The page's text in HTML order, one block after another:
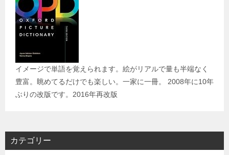
イメージで単語を覚えられます。絵がリアルで量も半端なく
豊富。眺めてるだけでも楽しい。一家に一冊。 2008年に10年
ぶりの改版です。2016年再改版
カテゴリー